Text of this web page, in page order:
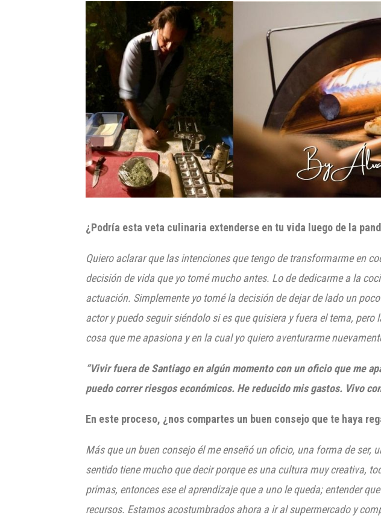
¿Podría esta veta culinaria extenderse en tu vida luego de la
Quiero aclarar que las intenciones que tengo de transformarme en
decisión de vida que yo tomé mucho antes. Lode dedicarme a la
actuación. Simplementeyo tomé la decisión de dejar de lado un
actor y puedo seguir siéndolo si es que quisiera y fuera el tema,
cosa que me apasiona y en la cual yo quiero aventurarme
“Vivir fuera de Santiago en algún momento con un oficio que me
puedo correr riesgos económicos. He reducido mis gastos. Vivo
En este proceso, ¿nos compartes un buen consejo que te haya
Más que un buen consejo él me enseñó un oficio, una forma de
sentido tiene mucho que decir porque es una cultura muy creativa,
primas, entonces ese elaprendizaje que a uno le queda; entender
recursos. Estamos acostumbrados ahora a ir al supermercado y